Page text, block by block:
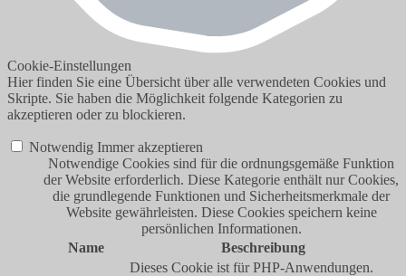
Cookie-Einstellungen
Hier finden Sie eine Übersicht über alle verwendeten Cookies und
Skripte. Sie haben die Möglichkeit folgende Kategorien zu
akzeptieren oder zu blockieren.
Notwendig Immer akzeptieren
Notwendige Cookies sind für die ordnungsgemäße Funktion
der Website erforderlich. Diese Kategorie enthält nur Cookies,
die grundlegende Funktionen und Sicherheitsmerkmale der
Website gewährleisten. Diese Cookies speichern keine
persönlichen Informationen.
Name
Beschreibung
Dieses Cookie ist für PHP-Anwendungen.